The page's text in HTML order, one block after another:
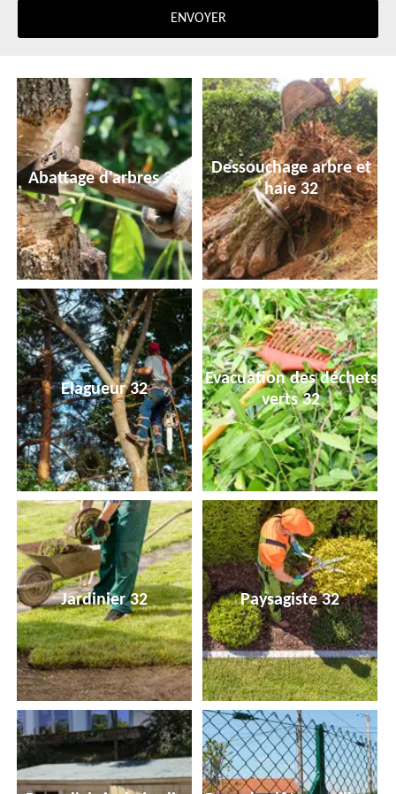
Abattage d'arbres 32
Dessouchage arbre et
haie 32
Elagueur 32
Evacuation des déchets
verts 32
Jardinier 32 Paysagiste 32